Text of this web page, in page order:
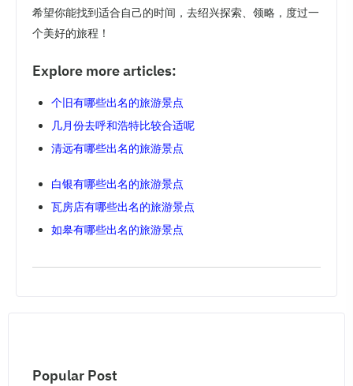
希望你能找到适合自己的时间，去绍兴探索、领略，度过一
个美好的旅程！
Explore more articles:
个旧有哪些出名的旅游景点
几月份去呼和浩特比较合适呢
清远有哪些出名的旅游景点
白银有哪些出名的旅游景点
瓦房店有哪些出名的旅游景点
如皋有哪些出名的旅游景点
Popular Post